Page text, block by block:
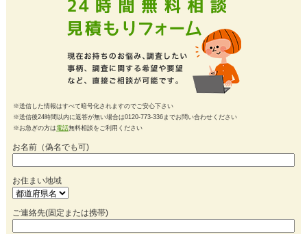
※送信した情報はすべて暗号化されますのでご安心下さい
※送信後24時間以内に返答が無い場合は0120-773-336までお問い合わせください
※お急ぎの方は 電話無料相談をご利用ください
お名前（偽名でも可)
お住まい地域
ご連絡先(固定または携帯)